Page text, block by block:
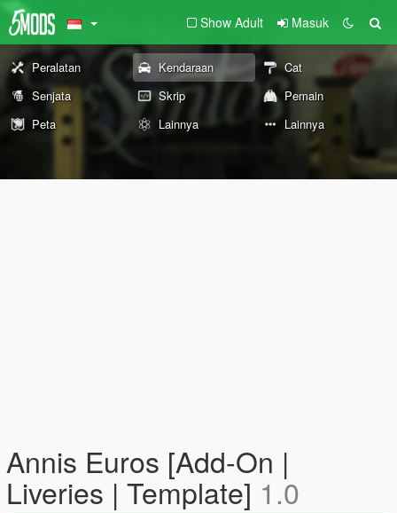
Show Adult Masuk
Peralatan Kendaraan
Cat
Senjata
Skrip
Pemain
Peta
Lainnya Lainnya
Annis Euros [Add-On |
Liveries | Template] 1.0